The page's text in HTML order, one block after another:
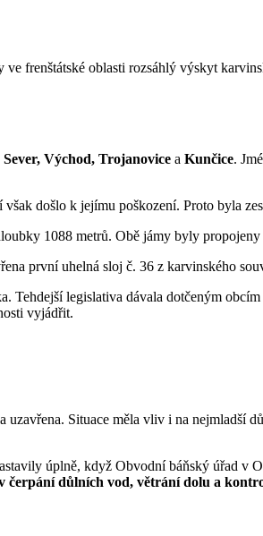
frenštátské oblasti rozsáhlý výskyt
Východ, Trojanovice a Kunčice.
došlo k jejímu poškození. Proto byla
1088 metrů. Obě jámy byly
první uhelná sloj č. 36 z karvinského
Tehdejší legislativa dávala dotčeným
vyjádřit.
Situace měla vliv i na nejmladší
úplně, když Obvodní báňský úřad v
čerpání důlních vod, větrání dolu a